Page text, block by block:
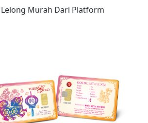
Lelong Murah Dari Platform